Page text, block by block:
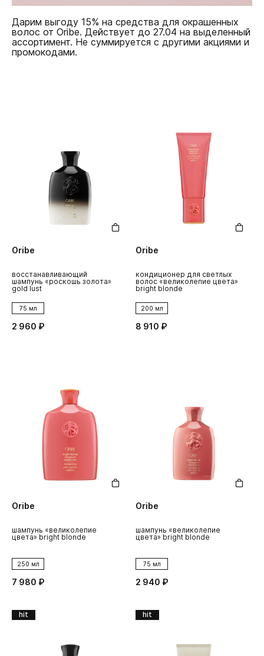
Дарим выгоду 15% на средства для окрашенных
волос от Oribe. Действует до 27.04 на выделенный
ассортимент. Не суммируется с другими акциями и
промокодами.
Oribe
восстанавливающий
шампунь «роскошь золота»
gold lust
75 мл
2 960 ₽
Oribe
кондиционер для светлых
волос «великолепие цвета»
bright blonde
200 мл
8 910 ₽
Oribe
шампунь «великолепие
цвета» bright blonde
250 мл
7 980 ₽
Oribe
шампунь «великолепие
цвета» bright blonde
75 мл
2 940 ₽
hit hit